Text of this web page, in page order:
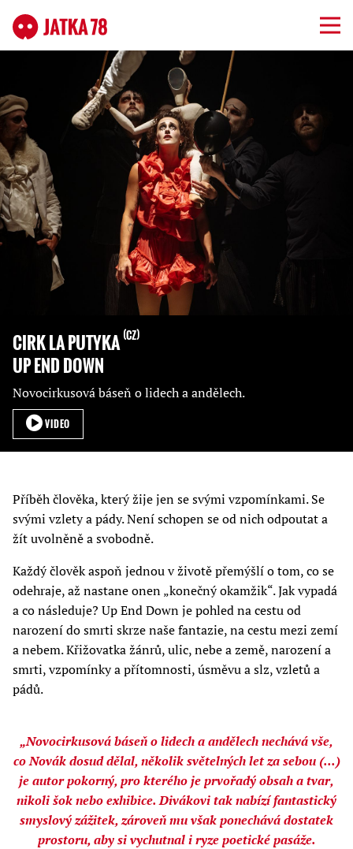
CIRK LA PUTYKA CZ
UP END DOWN
Novocirkusová báseň o lidech a andělech.
VIDEO
Příběh člověka, který žije jen se svými vzpomínkami. Se
svými vzlety a pády. Není schopen se od nich odpoutat a
žít uvolněně a svobodně.
Každý člověk aspoň jednou v životě přemýšlí o tom, co se
odehraje, až nastane onen „konečný okamžik“. Jak vypadá
a co následuje? Up End Down je pohled na cestu od
narození do smrti skrze naše fantazie, na cestu mezi zemí
a nebem. Křižovatka žánrů, ulic, nebe a země, narození a
smrti, vzpomínky a přítomnosti, úsměvu a slz, vzletů a
pádů.
„Novocirkusová báseň o lidech a andělech nechává vše,
co Novák dosud dělal, několik světelných let za sebou (...)
je autor pokorný, pro kterého je prvořadý obsah a tvar,
nikoli šok nebo exhibice. Divákovi tak nabízí fantastický
smyslový zážitek, zároveň mu však ponechává dostatek
prostoru, aby si vychutnal i ryze poetické pasáže.